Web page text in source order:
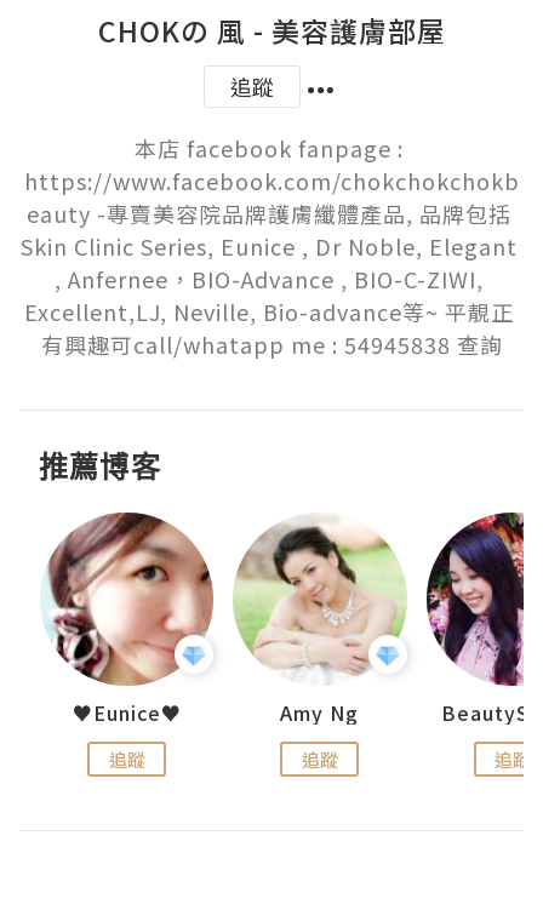
CHOKの 風 - 美容護膚部屋
追蹤
本店 facebook fanpage :
https://www.facebook.com/chokchokchokb
eauty -專賣美容院品牌護膚纖體產品, 品牌包括
Skin Clinic Series, Eunice , Dr Noble, Elegant
, Anfernee，BIO-Advance , BIO-C-ZIWI,
Excellent,LJ, Neville, Bio-advance等~ 平靚正
有興趣可call/whatapp me : 54945838 查詢
推薦博客
♥Eunice♥
追蹤
Amy Ng
追蹤 追蹤